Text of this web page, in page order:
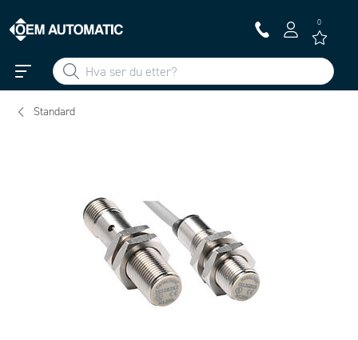
0
Standard